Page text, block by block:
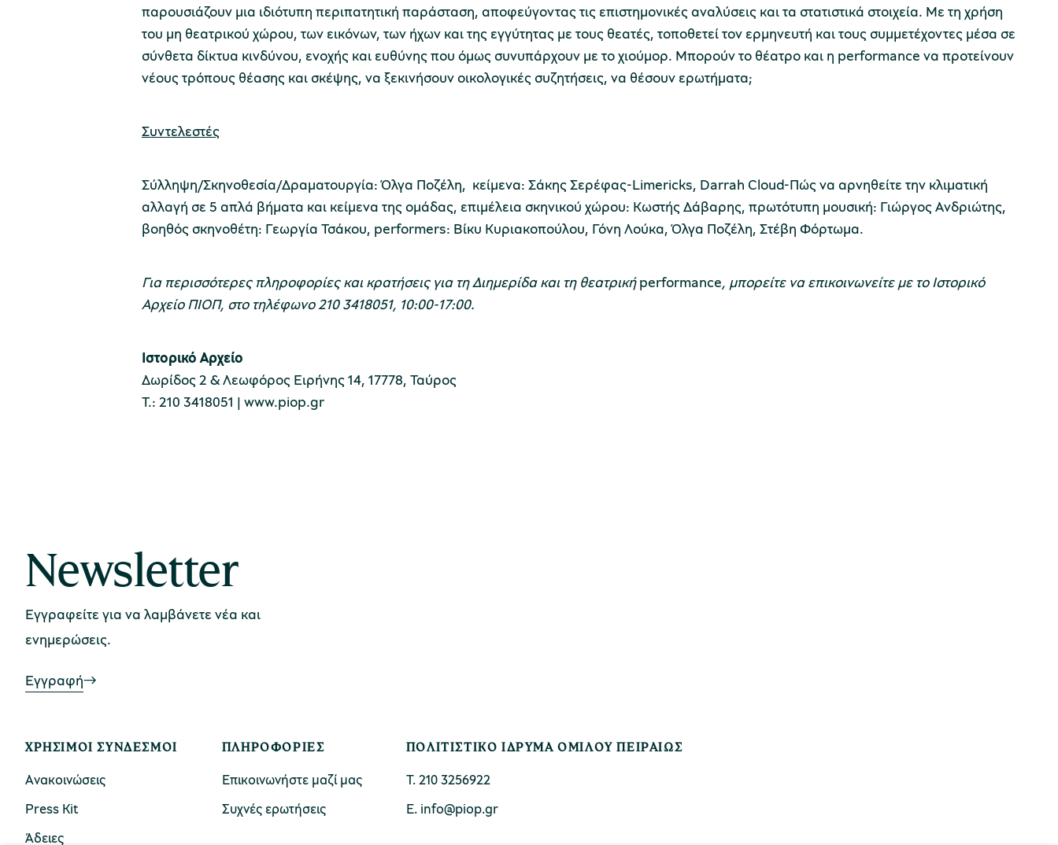
παρουσιάζουν μια ιδιότυπη περιπατητική παράσταση, αποφεύγοντας τις επιστημονικές αναλύσεις και τα στατιστικά στοιχεία. Με τη χρήση
του μη θεατρικού χώρου, των εικόνων, των ήχων και της εγγύτητας με τους θεατές, τοποθετεί τον ερμηνευτή και τους συμμετέχοντες μέσα σε
σύνθετα δίκτυα κινδύνου, ενοχής και ευθύνης που όμως συνυπάρχουν με το χιούμορ. Μπορούν το θέατρο και η performance να προτείνουν
νέους τρόπους θέασης και σκέψης, να ξεκινήσουν οικολογικές συζητήσεις, να θέσουν ερωτήματα;
Συντελεστές
Σύλληψη/Σκηνοθεσία/Δραματουργία: Όλγα Ποζέλη, κείμενα: Σάκης Σερέφας-Limericks, Darrah Cloud-Πώς να αρνηθείτε την κλιματική
αλλαγή σε 5 απλά βήματα και κείμενα της ομάδας, επιμέλεια σκηνικού χώρου: Κωστής Δάβαρης, πρωτότυπη μουσική: Γιώργος Ανδριώτης,
βοηθός σκηνοθέτη: Γεωργία Τσάκου, performers: Βίκυ Κυριακοπούλου, Γόνη Λούκα, Όλγα Ποζέλη, Στέβη Φόρτωμα.
Για περισσότερες πληροφορίες και κρατήσεις για τη Διημερίδα και τη θεατρική performance, μπορείτε να επικοινωνείτε με το Ιστορικό
Αρχείο ΠΙΟΠ, στο τηλέφωνο 210 3418051, 10:00-17:00.
Ιστορικό Αρχείο
Δωρίδος 2 & Λεωφόρος Ειρήνης 14, 17778, Ταύρος
Τ.: 210 3418051 | www.piop.gr
Newsletter
Εγγραφείτε για να λαμβάνετε νέα και
ενημερώσεις.
Εγγραφή
ΧΡΉΣΙΜΟΙ ΣΎΝΔΕΣΜΟΙ
Ανακοινώσεις
Press Kit
Άδειες
ΠΛΗΡΟΦΟΡΊΕΣ
Επικοινωνήστε μαζί μας
Συχνές ερωτήσεις
ΠΟΛΙΤΙΣΤΙΚΟ ΙΔΡΥΜΑ ΟΜΙΛΟΥ ΠΕΙΡΑΙΩΣ
Τ. 210 3256922
Ε. info@piop.gr